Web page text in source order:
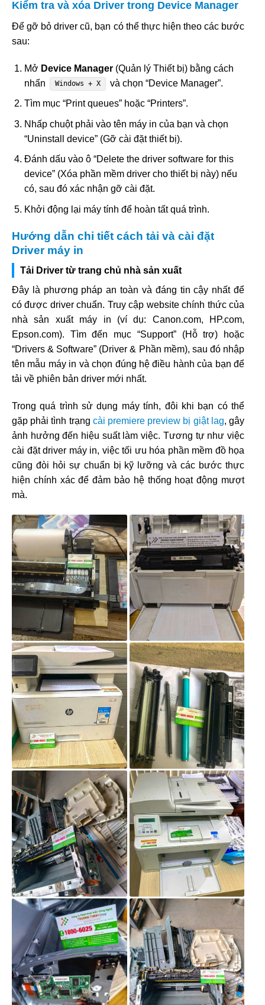
Kiểm tra và xóa Driver trong Device Manager
Để gỡ bỏ driver cũ, bạn có thể thực hiện theo các bước
sau:
Mở Device Manager(Quản lý Thiết bị) bằng cách
nhấn
Windows + X và chọn “Device Manager”.
Tìm mục “Print queues” hoặc “Printers”.
Nhấp chuột phải vào tên máy in của bạn và chọn
“Uninstall device” (Gỡ cài đặt thiết bị).
Đánh dấu vào ô “Delete the driver software for this
device” (Xóa phần mềm driver cho thiết bị này) nếu
có, sau đó xác nhận gỡ cài đặt.
Khởi động lại máy tính để hoàn tất quá trình.
Hướng dẫn chi tiết cách tải và cài đặt
Driver máy in
Tải Driver từ trang chủ nhà sản xuất
Đây là phương pháp an toàn và đáng tin cậy nhất để
có được driver chuẩn. Truy cập website chính thức của
nhà sản xuất máy in (ví dụ: Canon.com, HP.com,
Epson.com). Tìm đến mục “Support” (Hỗ trợ) hoặc
“Drivers & Software” (Driver & Phần mềm), sau đó nhập
tên mẫu máy in và chọn đúng hệ điều hành của bạn để
tải về phiên bản driver mới nhất.
Trong quá trình sử dụng máy tính, đôi khi bạn có thể
gặp phải tình trạng cài premiere preview bị giật lag, gây
ảnh hưởng đến hiệu suất làm việc. Tương tự như việc
cài đặt driver máy in, việc tối ưu hóa phần mềm đồ họa
cũng đòi hỏi sự chuẩn bị kỹ lưỡng và các bước thực
hiện chính xác để đảm bảo hệ thống hoạt động mượt
mà.